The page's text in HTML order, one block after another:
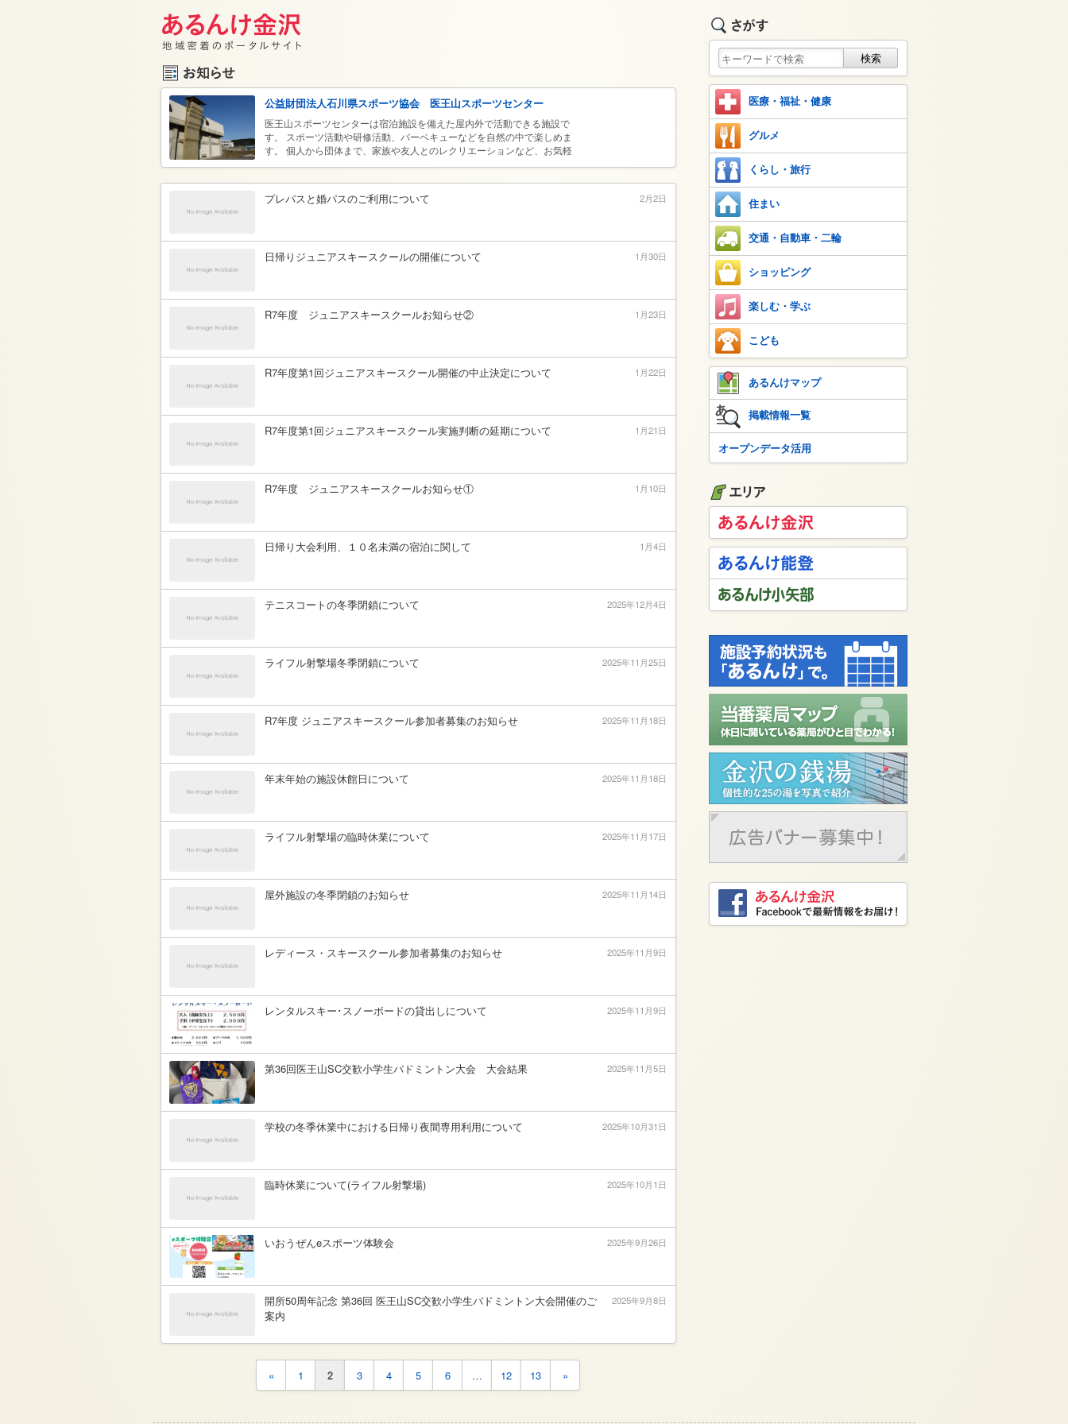
公益財団法人石川県スポーツ協会 医王山スポーツセンター
医王山スポーツセンターは宿泊施設を備えた屋内外で活動できる施設で
す。 スポーツ活動や研修活動、バーベキューなどを自然の中で楽しめま
す。 個人から団体まで、家族や友人とのレクリエーションなど、お気軽
2月2日
プレパスと婚パスのご利用について
1月30日
日帰りジュニアスキースクールの開催について
1月23日
R7年度 ジュニアスキースクールお知らせ②
1月22日
R7年度第1回ジュニアスキースクール開催の中止決定について
1月21日
R7年度第1回ジュニアスキースクール実施判断の延期について
1月10日
R7年度 ジュニアスキースクールお知らせ①
1月4日
日帰り大会利用、１０名未満の宿泊に関して
2025年12月4日
テニスコートの冬季閉鎖について
2025年11月25日
ライフル射撃場冬季閉鎖について
2025年11月18日
R7年度 ジュニアスキースクール参加者募集のお知らせ
2025年11月18日
年末年始の施設休館日について
2025年11月17日
ライフル射撃場の臨時休業について
2025年11月14日
屋外施設の冬季閉鎖のお知らせ
2025年11月9日
レディース・スキースクール参加者募集のお知らせ
2025年11月9日
レンタルスキー･スノーボードの貸出しについて
2025年11月5日
第36回医王山SC交歓小学生バドミントン大会 大会結果
2025年10月31日
学校の冬季休業中における日帰り夜間専用利用について
2025年10月1日
臨時休業について(ライフル射撃場)
2025年9月26日
いおうぜんeスポーツ体験会
2025年9月8日
開所50周年記念 第36回 医王山SC交歓小学生バドミントン大会開催のご
案内
« 1 2 3 4 5 6 … 12 13 »
医療・福祉・健康
グルメ
くらし・旅行
住まい
交通・自動車・二輪
ショッピング
楽しむ・学ぶ
こども
あるんけマップ
掲載情報一覧
オープンデータ活用